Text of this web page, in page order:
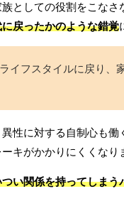
としての役割をこな
戻ったかのような錯覚
イフスタイルに戻り、
性に対する自制心も
キがかかりにくくなり
つい関係を持ってしまう